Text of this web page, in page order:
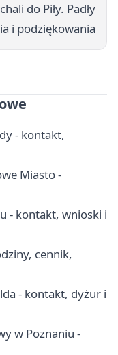
do Piły. Padły
i podziękowania
- kontakt,
Miasto -
- kontakt, wnioski i
cennik,
- kontakt, dyżur i
w Poznaniu -